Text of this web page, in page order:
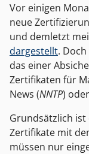
Vor einigen
neue
und demletzt
dargestellt. Doch
das einer
Zertifikaten für
News (NNTP)
Grundsätzlich
Zertifikate mit
müssen nur